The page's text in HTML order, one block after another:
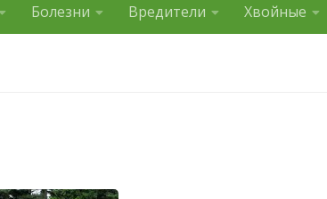
Болезни Вредители Хвойные